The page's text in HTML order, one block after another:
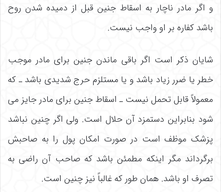
و اگر مادر ناچار به اسقاط جنین قبل از دمیده شدن روح
باشد کفاره بر او واجب نیست.
شایان ذکر است اگر باقى ماندن جنین براى مادر موجب
خطر یا ضرر زیاد باشد و یا مستلزم حرج شدیدى باشد ـ که
معمولاً قابل تحمل نیست ـ اسقاط جنین برای مادر جایز می
شود بنابراین دستمزد آن حلال است. ولی اگر چنین نباشد
پزشک موظف است در صورت امکان پول را به صاحبش
برگرداند مگر اینکه مطمئن باشد که صاحب آن راضى به
تصرف او باشد. همان طور که غالباً نیز چنین است.